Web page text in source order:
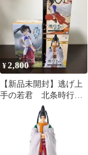
¥2,800
【新品未開封】逃げ上
手の若君 北条時行
諏訪頼重 3体セッ